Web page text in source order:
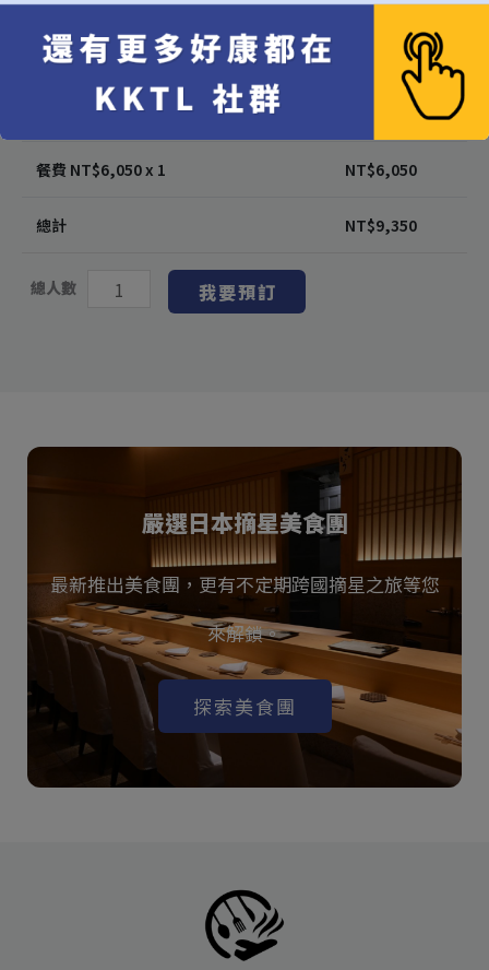
代訂費 每位 NT$ 3,000 x 1 3,000
10% 服務費 每位 NT$300 x 1
餐費 NT$6,050x 1 NT$6,050
總計 NT$9,350
總人數 我要預訂
嚴選日本摘星美食團
最新推出美食團，更有不定期跨國摘星之旅等您
來解鎖。
探索美食團